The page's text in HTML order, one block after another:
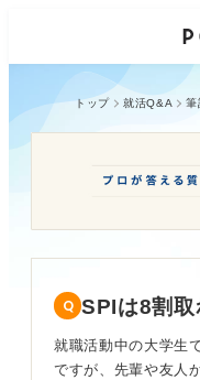
トップ 就活Q&A 筆
SPIは8割取
就職活動中の大学生
ですが、先輩や友人